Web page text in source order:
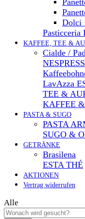
Dolci
KAFFEE, TEE &
Cialde /
LavAzza
TEE &
KAFFEE
PASTA & SUGO
PASTA
SUGO &
GETRÄNKE
Brasilena
ESTA THÉ
AKTIONEN
Vertrag widerrufen
Alle